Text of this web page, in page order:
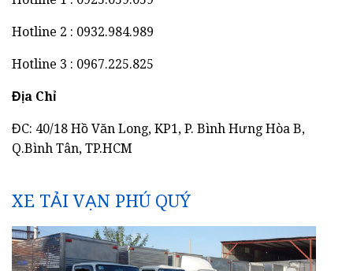
Hotline 2 : 0932.984.989
Hotline 3 : 0967.225.825
Địa Chỉ
ĐC: 40/18 Hồ Văn Long, KP1, P. Bình Hưng Hòa B,
Q.Bình Tân, TP.HCM
XE TẢI VẠN PHÚ QUÝ